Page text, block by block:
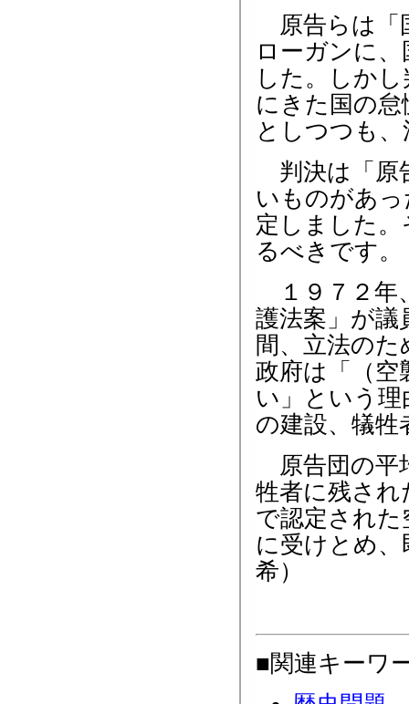
原告らは「
ローガンに
した。しか
にきた国の
としつつも
判決は「原
いものがあ
定しました
るべきです。
１９７２年
護法案」が議
間、立法の
政府は「（空
い」という
の建設、犠
原告団の平
牲者に残され
で認定された
に受けとめ
希）
■関連キーワ